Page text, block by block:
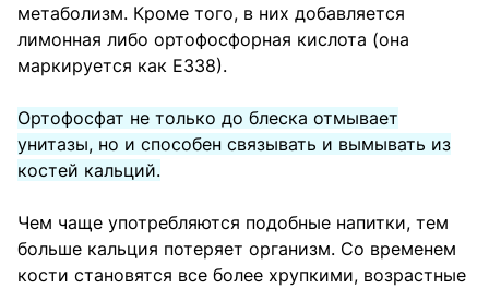
метаболизм. Кроме того, в них добавляется
лимонная либо ортофосфорная кислота (она
маркируется как Е338).
Ортофосфат не только до блеска отмывает
унитазы, но и способен связывать и вымывать из
костей кальций.
Чем чаще употребляются подобные напитки, тем
больше кальция потеряет организм. Со временем
кости становятся все более хрупкими, возрастные